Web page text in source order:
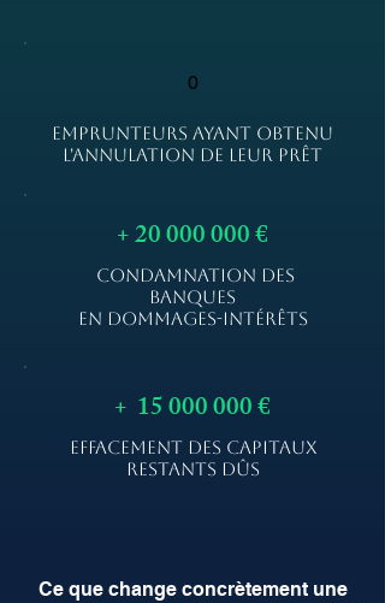
0
EMPRUNTEURS AYANT OBTENU
L'ANNULATION DE LEUR PRÊT
+20 000 000€
CONDAMNATION DES
BANQUES
EN DOMMAGES-INTÉRÊTS
+ 15 000 000€
EFFACEMENT DES CAPITAUX
RESTANTS DÛS
Ce que change concrètement une